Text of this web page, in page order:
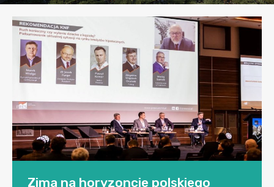
Zima na horyzoncie polskiego